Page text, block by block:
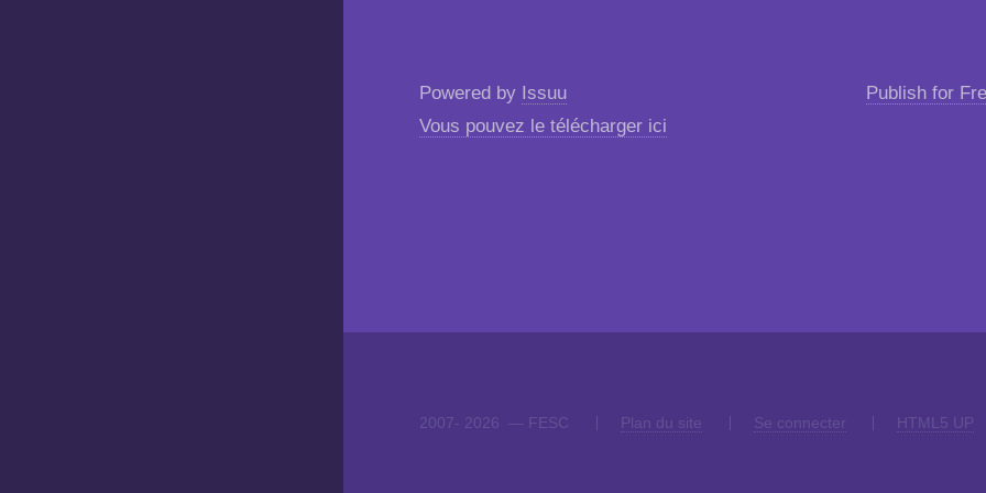
Powered by Issuu
Publish for
Vous pouvez le télécharger ici
2007- 2026 — FESC Plan du site Se connecter HTML5 UP